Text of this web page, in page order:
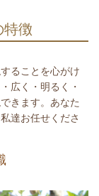
特徴
ることを心がけ
広く・明るく・
きます。あなた
達お任せくださ